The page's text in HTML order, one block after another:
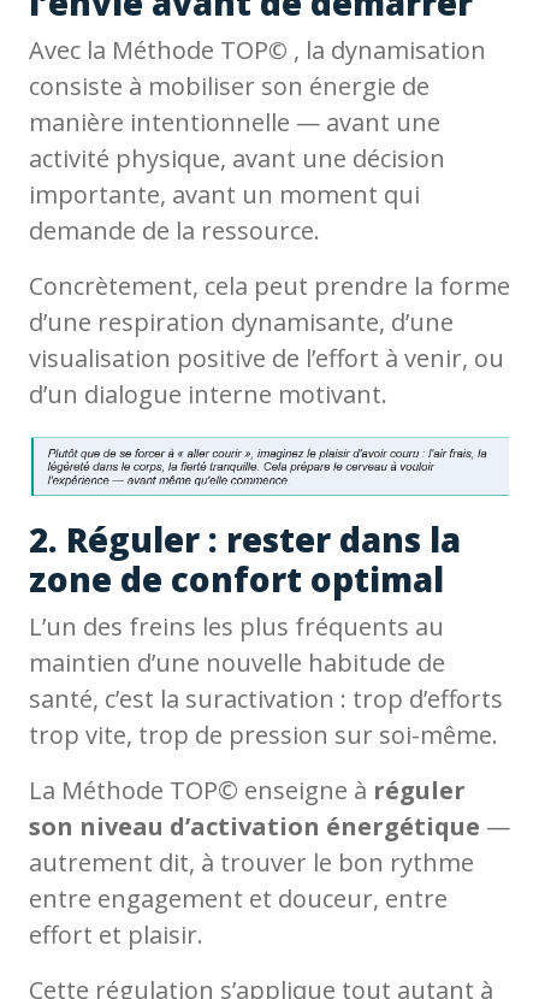
Avec la Méthode TOP© , la dynamisation
consiste à mobiliser son énergie de
manière intentionnelle — avant une
activité physique, avant une décision
importante, avant un moment qui
demande de la ressource.
Concrètement, cela peut prendre la forme
d’une respiration dynamisante, d’une
visualisation positive de l’effort à venir, ou
d’un dialogue interne motivant.
2. Réguler : rester dans la
zone de confort optimal
L’un des freins les plus fréquents au
maintien d’une nouvelle habitude de
santé, c’est la suractivation : trop d’efforts
trop vite, trop de pression sur soi-même.
La Méthode TOP© enseigne à réguler
son niveau d’activation énergétique —
autrement dit, à trouver le bon rythme
entre engagement et douceur, entre
effort et plaisir.
Cette régulation s’applique tout autant à